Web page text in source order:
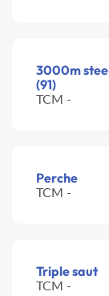
3000m
(91)
TCM -
Perche
TCM -
Triple saut
TCM -